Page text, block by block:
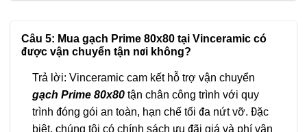
Câu 5: Mua gạch Prime 80x80 tại Vinceramic có
được vận chuyển tận nơi không?
Trả lời: Vinceramic cam kết hỗ trợ vận chuyển
gạch Prime 80x80 tận chân công trình với quy
trình đóng gói an toàn, hạn chế tối đa nứt vỡ. Đặc
biệt, chúng tôi có chính sách ưu đãi giá và phí vận